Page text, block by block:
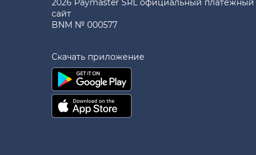
2026 Paymaster SRL официальный платежный
сайт
BNM № 000577
Скачать приложение